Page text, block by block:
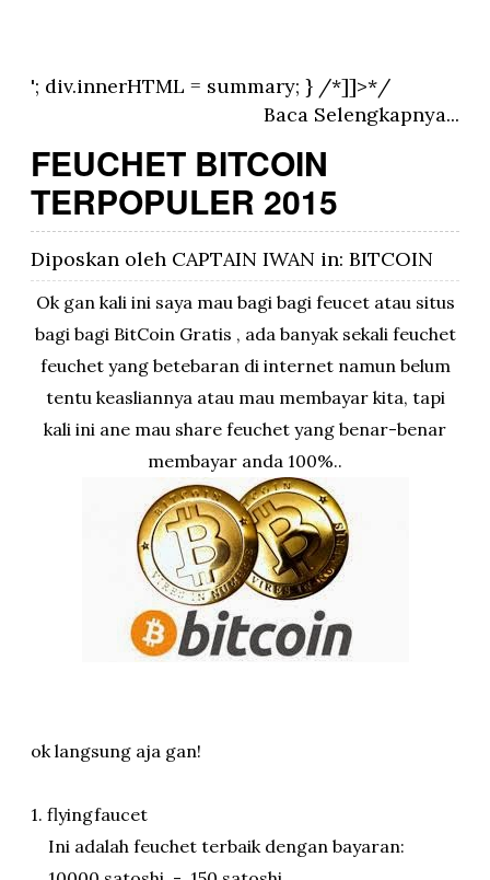
'; div.innerHTML = summary; } /*]]>*/
Baca Selengkapnya...
FEUCHET BITCOIN
TERPOPULER 2015
Diposkan oleh CAPTAIN IWAN in: BITCOIN
Ok gan kali ini saya mau bagi bagi feucet atau situs
bagi bagi BitCoin Gratis , ada banyak sekali feuchet
feuchet yang betebaran di internet namun belum
tentu keasliannya atau mau membayar kita, tapi
kali ini ane mau share feuchet yang benar-benar
membayar anda 100%..
ok langsung aja gan!
1. flyingfaucet
Ini adalah feuchet terbaik dengan bayaran: